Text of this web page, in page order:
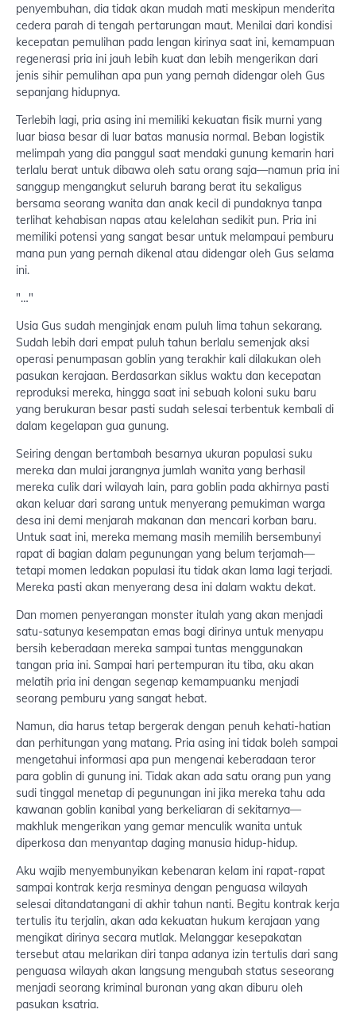
penyembuhan, dia tidak akan mudah mati meskipun menderita
cedera parah di tengah pertarungan maut. Menilai dari kondisi
kecepatan pemulihan pada lengan kirinya saat ini, kemampuan
regenerasi pria ini jauh lebih kuat dan lebih mengerikan dari
jenis sihir pemulihan apa pun yang pernah didengar oleh Gus
sepanjang hidupnya.
Terlebih lagi, pria asing ini memiliki kekuatan fisik murni yang
luar biasa besar di luar batas manusia normal. Beban logistik
melimpah yang dia panggul saat mendaki gunung kemarin hari
terlalu berat untuk dibawa oleh satu orang saja—namun pria ini
sanggup mengangkut seluruh barang berat itu sekaligus
bersama seorang wanita dan anak kecil di pundaknya tanpa
terlihat kehabisan napas atau kelelahan sedikit pun. Pria ini
memiliki potensi yang sangat besar untuk melampaui pemburu
mana pun yang pernah dikenal atau didengar oleh Gus selama
ini.
"…"
Usia Gus sudah menginjak enam puluh lima tahun sekarang.
Sudah lebih dari empat puluh tahun berlalu semenjak aksi
operasi penumpasan goblin yang terakhir kali dilakukan oleh
pasukan kerajaan. Berdasarkan siklus waktu dan kecepatan
reproduksi mereka, hingga saat ini sebuah koloni suku baru
yang berukuran besar pasti sudah selesai terbentuk kembali di
dalam kegelapan gua gunung.
Seiring dengan bertambah besarnya ukuran populasi suku
mereka dan mulai jarangnya jumlah wanita yang berhasil
mereka culik dari wilayah lain, para goblin pada akhirnya pasti
akan keluar dari sarang untuk menyerang pemukiman warga
desa ini demi menjarah makanan dan mencari korban baru.
Untuk saat ini, mereka memang masih memilih bersembunyi
rapat di bagian dalam pegunungan yang belum terjamah—
tetapi momen ledakan populasi itu tidak akan lama lagi terjadi.
Mereka pasti akan menyerang desa ini dalam waktu dekat.
Dan momen penyerangan monster itulah yang akan menjadi
satu-satunya kesempatan emas bagi dirinya untuk menyapu
bersih keberadaan mereka sampai tuntas menggunakan
tangan pria ini. Sampai hari pertempuran itu tiba, aku akan
melatih pria ini dengan segenap kemampuanku menjadi
seorang pemburu yang sangat hebat.
Namun, dia harus tetap bergerak dengan penuh kehati-hatian
dan perhitungan yang matang. Pria asing ini tidak boleh sampai
mengetahui informasi apa pun mengenai keberadaan teror
para goblin di gunung ini. Tidak akan ada satu orang pun yang
sudi tinggal menetap di pegunungan ini jika mereka tahu ada
kawanan goblin kanibal yang berkeliaran di sekitarnya—
makhluk mengerikan yang gemar menculik wanita untuk
diperkosa dan menyantap daging manusia hidup-hidup.
Aku wajib menyembunyikan kebenaran kelam ini rapat-rapat
sampai kontrak kerja resminya dengan penguasa wilayah
selesai ditandatangani di akhir tahun nanti. Begitu kontrak kerja
tertulis itu terjalin, akan ada kekuatan hukum kerajaan yang
mengikat dirinya secara mutlak. Melanggar kesepakatan
tersebut atau melarikan diri tanpa adanya izin tertulis dari sang
penguasa wilayah akan langsung mengubah status seseorang
menjadi seorang kriminal buronan yang akan diburu oleh
pasukan ksatria.